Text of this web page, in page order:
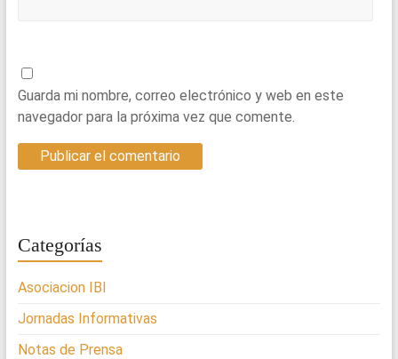
Guarda mi nombre, correo electrónico y web en este
navegador para la próxima vez que comente.
Categorías
Asociacion IBI
Jornadas Informativas
Notas de Prensa